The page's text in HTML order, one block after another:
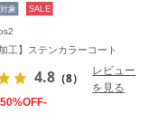
象 SALE
工】ステンカラーコート
4.8 （8）
レビュー
を見る